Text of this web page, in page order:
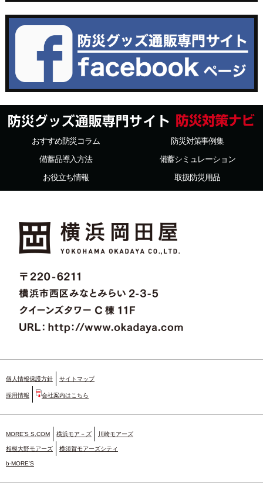
おすすめ防災コラム
防災対策事例集
備蓄品導入方法
備蓄シミュレーション
お役立ち情報
取扱防災用品
個人情報保護方針 サイトマップ
採用情報 会社案内はこちら
MORE'S S,COM 横浜モア－ズ 川崎モアーズ
相模大野モアーズ 横須賀モアーズシティ
b-MORE'S